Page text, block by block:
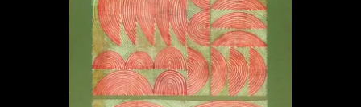
关于M+藏品
探索世界顶级的二十及二十一世纪视觉